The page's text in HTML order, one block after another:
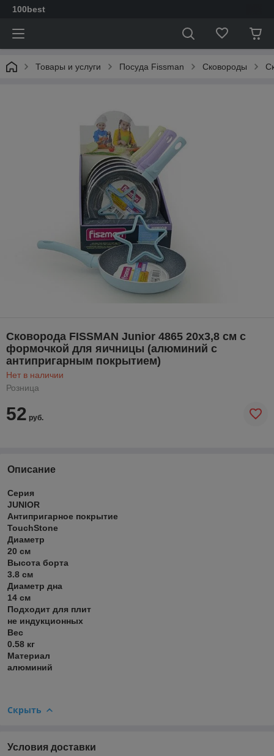
100best
Товары и услуги Посуда Fissman Сковороды
Cковорода FISSMAN Junior 4865 20x3,8 см с
формочкой для яичницы (алюминий с
антипригарным покрытием)
Нет в наличии
Розница
52 руб.
Описание
Серия
JUNIOR
Антипригарное покрытие
TouchStone
Диаметр
20 см
Высота борта
3.8 см
Диаметр дна
14 см
Подходит для плит
не индукционных
Вес
0.58 кг
Материал
алюминий
Скрыть
Условия доставки